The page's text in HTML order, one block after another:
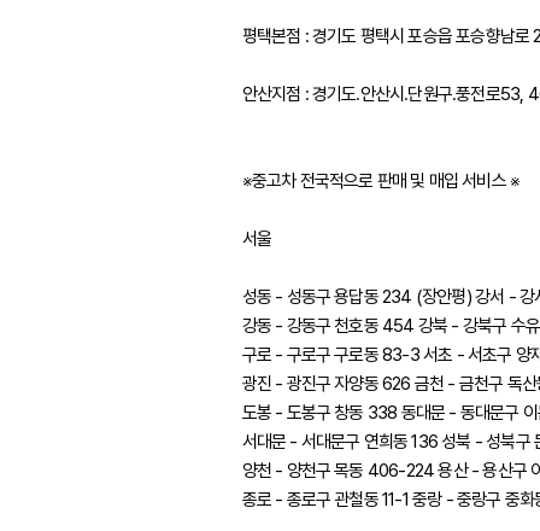
평택본점 : 경기도 평택시 포승읍 포승향남로
안산지점 : 경기도.안산시.단원구.풍전로53,
※중고차 전국적으로 판매 및 매입 서비스 ※
서울
성동 - 성동구 용답동 234 (장안평) 강서 -
강동 - 강동구 천호동 454 강북 - 강북구 수
구로 - 구로구 구로동 83-3 서초 - 서초구 양
광진 - 광진구 자양동 626 금천 - 금천구 독
도봉 - 도봉구 창동 338 동대문 - 동대문구
서대문 - 서대문구 연희동 136 성북 - 성북
양천 - 양천구 목동 406-224 용산 - 용산구
종로 - 종로구 관철동 11-1 중랑 - 중랑구 중